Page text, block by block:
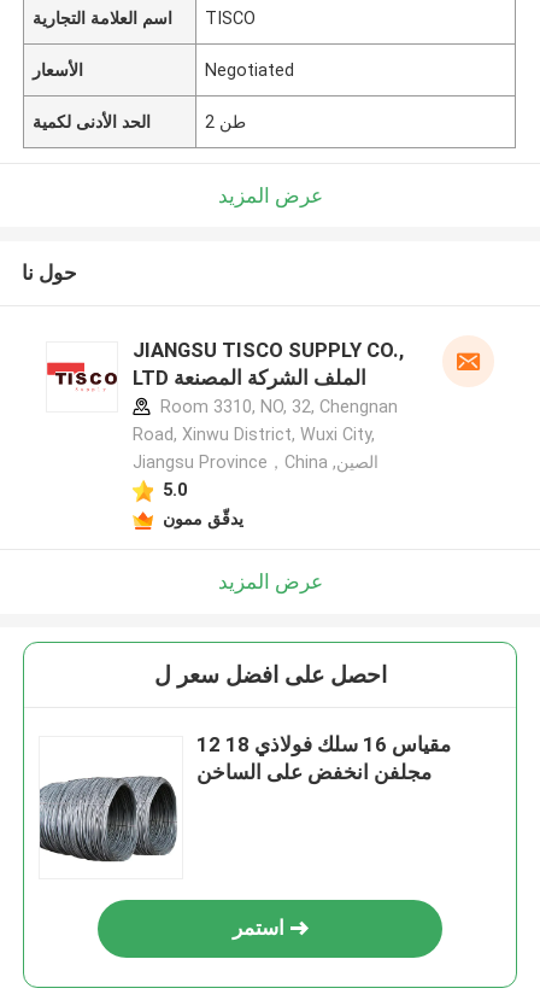
اسم العلامة التجارية TISCO
الأسعار Negotiated
الحد الأدنى لكمية 2 طن
عرض المزيد
حول نا
JIANGSU TISCO SUPPLY CO.,
LTD الملف الشركة المصنعة
Room 3310, NO, 32, Chengnan
Road, Xinwu District, Wuxi City,
Jiangsu Province，China ,الصين
5.0
يدقّق ممون
عرض المزيد
احصل على افضل سعر ل
12 18 مقياس 16 سلك فولاذي
مجلفن انخفض على الساخن
استمر